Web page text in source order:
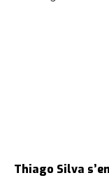
Thiago Silva